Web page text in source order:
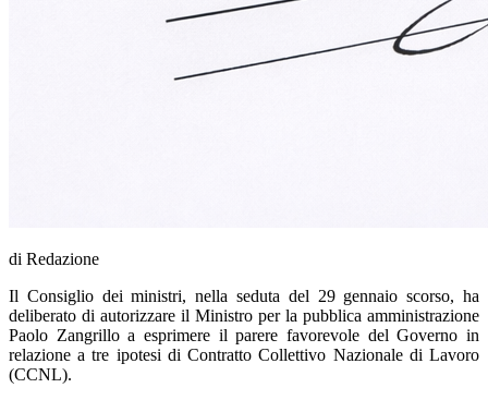
di Redazione
Il Consiglio dei ministri, nella seduta del 29 gennaio scorso, ha
deliberato di autorizzare il Ministro per la pubblica amministrazione
Paolo Zangrillo a esprimere il parere favorevole del Governo in
relazione a tre ipotesi di Contratto Collettivo Nazionale di Lavoro
(CCNL).